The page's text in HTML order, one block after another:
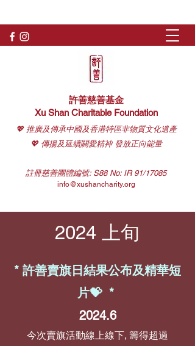
許善慈善基金
Xu Shan Charitable Foundation
💖 推廣及傳承中國及香港特區非物質文化遺產
💖 傳揚及延續關愛精神 發放正向能量
註冊慈善團體編號: S88 No: IR 91/17085
info@xushancharity.org
2024 上旬
* 許善賣旗日結果公布及精華短
片💝 *
2024.6
今次賣旗活動線上線下, 籌得超過